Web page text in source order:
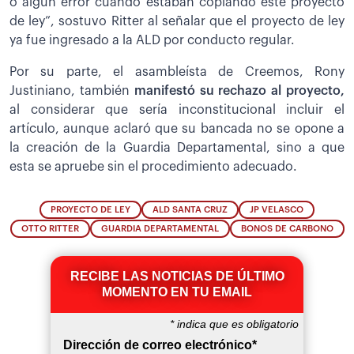
de ley”, sostuvo Ritter al señalar que el proyecto de ley
ya fue ingresado a la ALD por conducto regular.
Por su parte, el asambleísta de Creemos, Rony
Justiniano, también manifestó su rechazo al proyecto,
al considerar que sería inconstitucional incluir el
artículo, aunque aclaró que su bancada no se opone a
la creación de la Guardia Departamental, sino a que
esta se apruebe sin el procedimiento adecuado.
PROYECTO DE LEY ALD SANTA CRUZ JP VELASCO
OTTO RITTER GUARDIA DEPARTAMENTAL BONOS DE CARBONO
RECIBE LAS NOTICIAS DE ÚLTIMO
MOMENTO EN TU EMAIL
*indica que es obligatorio
Dirección de correo electrónico*